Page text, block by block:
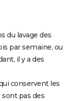
du lavage des
par semaine, ou
il y a des
conservent les
sont pas des